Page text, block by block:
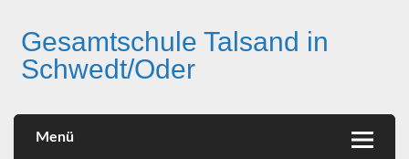
contentGesamtschule Talsand in
Schwedt/Oder
Menü